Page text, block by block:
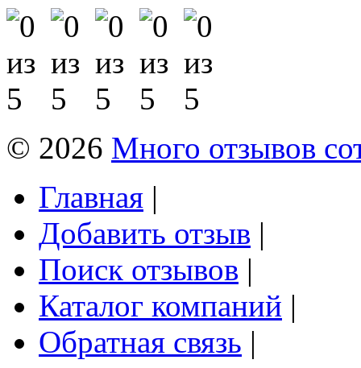
© 2026 Много отзывов
Главная |
Добавить отзыв |
Поиск отзывов |
Каталог компаний |
Обратная связь |